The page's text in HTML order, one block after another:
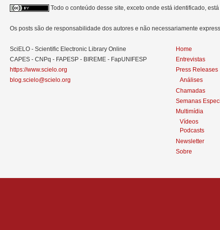
Todo o conteúdo desse site, exceto onde está identificado,
Os posts são de responsabilidade dos autores e não necessariamente
SciELO - Scientific Electronic Library Online
CAPES - CNPq - FAPESP - BIREME - FapUNIFESP
https://www.scielo.org
blog.scielo@scielo.org
Home
Entrevistas
Press Releases
Análises
Chamadas
Semanas
Multimídia
Vídeos
Podcasts
Newsletter
Sobre